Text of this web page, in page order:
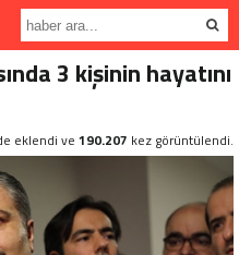
3 kişinin hayatını
eklendi ve 190.207 kez görüntülendi.